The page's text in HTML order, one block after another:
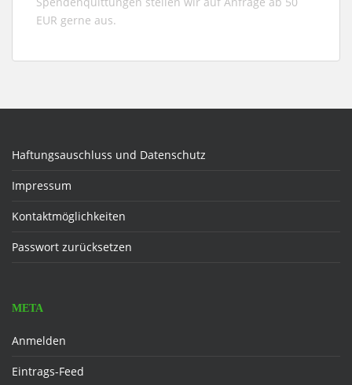
EUR gerne aus.
Haftungsauschluss und Datenschutz
Impressum
Kontaktmöglichkeiten
Passwort zurücksetzen
META
Anmelden
Eintrags-Feed